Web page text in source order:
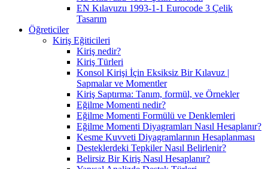
EN Kılavuzu 1993-1-1 Eurocode 3 Çelik
Tasarım
Öğreticiler
Kiriş Eğiticileri
Kiriş nedir?
Kiriş Türleri
Konsol Kirişi İçin Eksiksiz Bir Kılavuz |
Sapmalar ve Momentler
Kiriş Saptırma: Tanım, formül, ve Örnekler
Eğilme Momenti nedir?
Eğilme Momenti Formülü ve Denklemleri
Eğilme Momenti Diyagramları Nasıl Hesaplanır?
Kesme Kuvveti Diyagramlarının Hesaplanması
Desteklerdeki Tepkiler Nasıl Belirlenir?
Belirsiz Bir Kiriş Nasıl Hesaplanır?